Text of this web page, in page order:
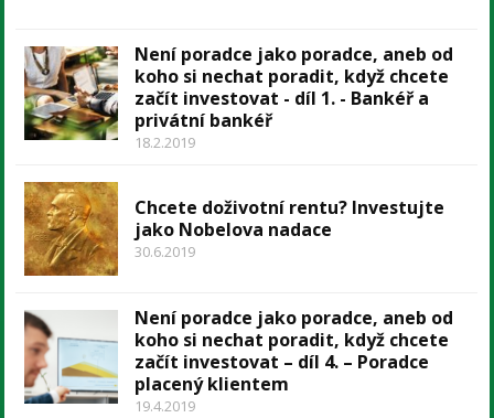
Není poradce jako poradce, aneb od
koho si nechat poradit, když chcete
začít investovat - díl 1. - Bankéř a
privátní bankéř
18.2.2019
Chcete doživotní rentu? Investujte
jako Nobelova nadace
30.6.2019
Není poradce jako poradce, aneb od
koho si nechat poradit, když chcete
začít investovat – díl 4. – Poradce
placený klientem
19.4.2019